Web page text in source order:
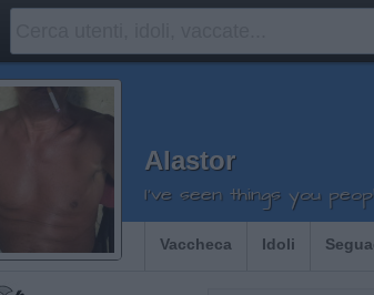
Alastor
I've seen things you
Vaccheca Idoli